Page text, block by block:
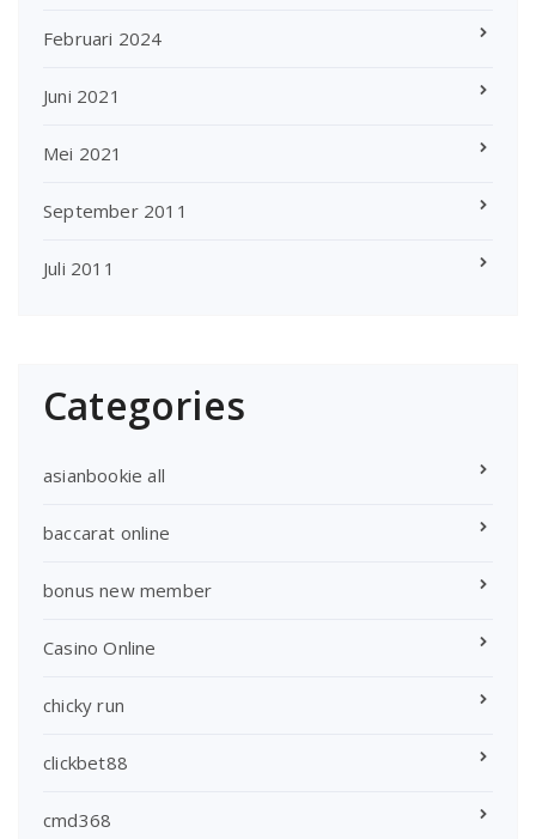
Februari 2024
Juni 2021
Mei 2021
September 2011
Juli 2011
Categories
asianbookie all
baccarat online
bonus new member
Casino Online
chicky run
clickbet88
cmd368